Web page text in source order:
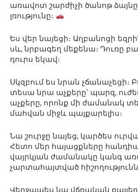
առավոտ շարժիչի ծանոթ
լռությունը։
Ես վեր նայեցի։ Աղբանոցի
սև, նրբագեղ մեքենա։ Դուռը
դուրս եկավ։
Սկզբում ես նրան չճանաչեցի։
տեսա նրա աչքերը՝ պարզ,
աչքերը, որոնք մի ժամանակ
մահվան միջև պայքարելիս։
Նա շուրջը նայեց, կարծես
Հետո մեր հայացքները
վայրկյան ժամանակը կանգ
չարտահայտված
Վերջապես նա վճռական